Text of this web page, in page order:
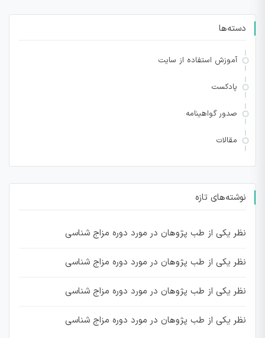
دسته‌ها
آموزش استفاده از سایت
پادکست
صدور گواهینامه
مقالات
نوشته‌های تازه
نظر یکی از طب پژوهان در مورد دوره مزاج شناسی
نظر یکی از طب پژوهان در مورد دوره مزاج شناسی
نظر یکی از طب پژوهان در مورد دوره مزاج شناسی
نظر یکی از طب پژوهان در مورد دوره مزاج شناسی